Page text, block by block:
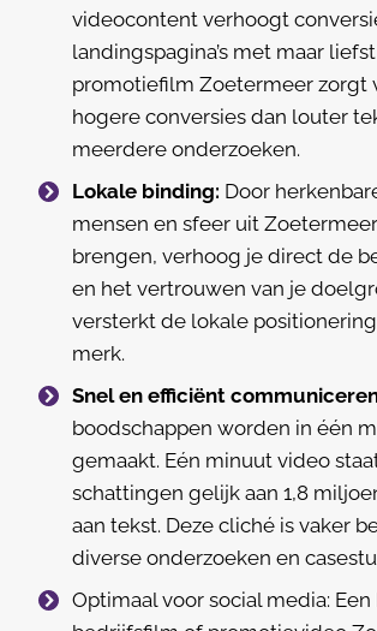
videocontent verhoogt
landingspagina’s met maar liefst
promotiefilm Zoetermeer zorgt
hogere conversies dan louter
meerdere onderzoeken.
Lokale binding: Door
mensen en sfeer uit
brengen, verhoog je direct de
en het vertrouwen van je
versterkt de lokale
merk.
Snel en efficiënt
boodschappen worden in één
gemaakt. Eén minuut video
schattingen gelijk aan 1,8
aan tekst. Deze cliché is vaker
diverse onderzoeken en
Optimaal voor social media: